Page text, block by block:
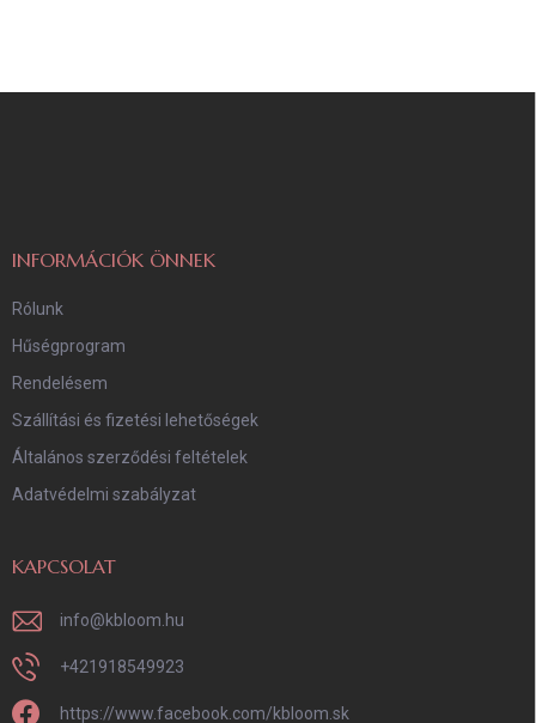
INFORMÁCIÓK ÖNNEK
Rólunk
Hűségprogram
Rendelésem
Szállítási és fizetési lehetőségek
Általános szerződési feltételek
Adatvédelmi szabályzat
KAPCSOLAT
info@kbloom.hu
+421918549923
https://www.facebook.com/kbloom.sk